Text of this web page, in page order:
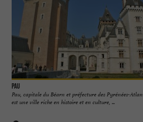
Pau
Pau, capitale du Béarn et préfecture des Pyrénées-
est une ville riche en histoire et en culture, ...